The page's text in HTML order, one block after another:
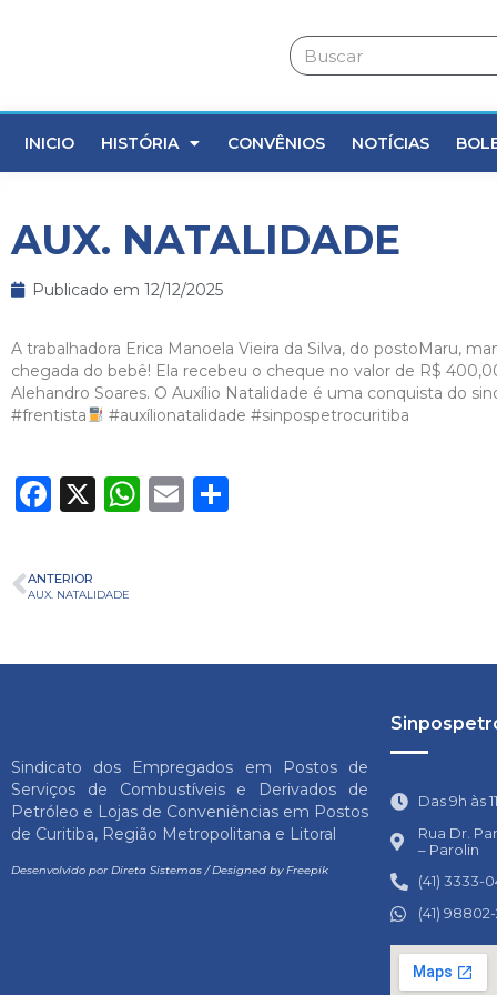
INICIO HISTÓRIA CONVÊNIOS NOTÍCIAS
AUX. NATALIDADE
Publicado em 12/12/2025
A trabalhadora Erica Manoela Vieira da Silva, do postoMaru,
chegada do bebê! Ela recebeu o cheque no valor de R$
Alehandro Soares. O Auxílio Natalidade é uma conquista do
#frentista
#auxílionatalidade #sinpospetrocuritiba
Facebook
X WhatsApp
Email
ANTERIOR
AUX. NATALIDADE
Sindicato dos Empregados em Postos de
Serviços de Combustíveis e Derivados de
Petróleo e Lojas de Conveniências em Postos
de Curitiba, Região Metropolitana e Litoral
Desenvolvido por Direta Sistemas/Designed by Freepik
Das 9h às
Rua Dr.
– Parolin
(41) 3333-
(41)